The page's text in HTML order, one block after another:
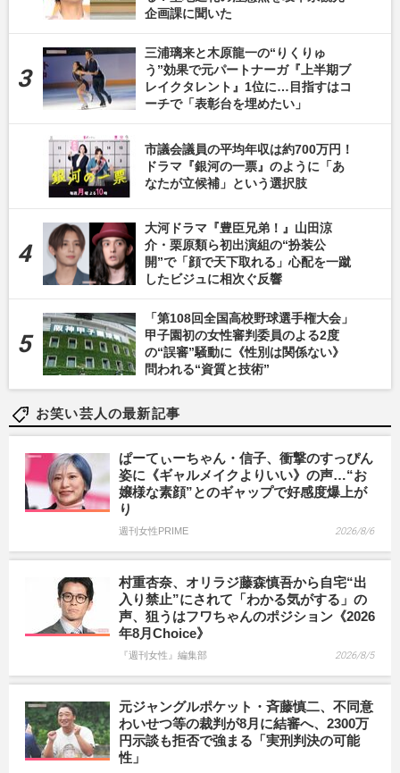
企画課に聞いた
三浦璃来と木原龍一の“りくりゅ
う”効果で元パートナーガ『上半期ブ
レイクタレント』1位に…目指すはコ
ーチで「表彰台を埋めたい」
市議会議員の平均年収は約700万円！
ドラマ『銀河の一票』のように「あ
なたが立候補」という選択肢
大河ドラマ『豊臣兄弟！』山田涼
介・栗原類ら初出演組の“扮装公
開”で「顔で天下取れる」心配を一蹴
したビジュに相次ぐ反響
「第108回全国高校野球選手権大会」
甲子園初の女性審判委員のよる2度
の“誤審”騒動に《性別は関係ない》
問われる“資質と技術”
お笑い芸人の最新記事
ぱーてぃーちゃん・信子、衝撃のすっぴん
姿に《ギャルメイクよりいい》の声…“お
嬢様な素顔”とのギャップで好感度爆上が
り
週刊女性PRIME 2026/8/6
村重杏奈、オリラジ藤森慎吾から自宅“出
入り禁止”にされて「わかる気がする」の
声、狙うはフワちゃんのポジション《2026
年8月Choice》
『週刊女性』編集部 2026/8/5
元ジャングルポケット・斉藤慎二、不同意
わいせつ等の裁判が8月に結審へ、2300万
円示談も拒否で強まる「実刑判決の可能
性」